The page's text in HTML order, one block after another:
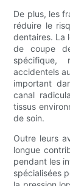
De plus, les
réduire le
dentaires. La
de coupe
spécifique,
accidentels
important
canal
tissus
de soin.
Outre leurs
longue
pendant les
spécialisées